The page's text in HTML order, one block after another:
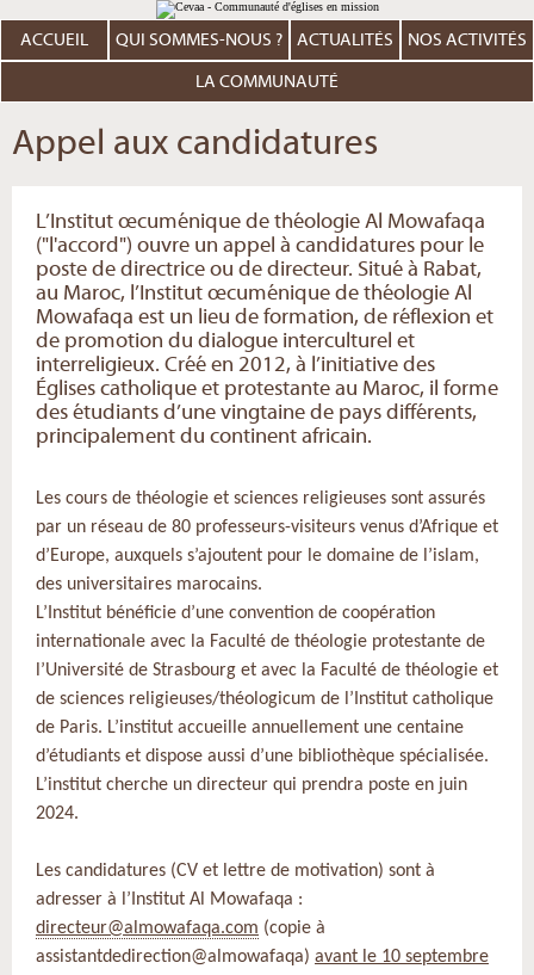
au
contenu.
Aller
personnels
ACCUEIL QUI SOMMES-NOUS ? ACTUALITÉS NOS ACTIVITÉS
LA COMMUNAUTÉ
Appel aux candidatures
L’Institut œcuménique de théologie Al Mowafaqa
("l'accord") ouvre un appel à candidatures pour le
poste de directrice ou de directeur. Situé à Rabat,
au Maroc, l’Institut œcuménique de théologie Al
Mowafaqa est un lieu de formation, de réflexion et
de promotion du dialogue interculturel et
interreligieux. Créé en 2012, à l’initiative des
Églises catholique et protestante au Maroc, il forme
des étudiants d’une vingtaine de pays différents,
principalement du continent africain.
Les cours de théologie et sciences religieuses sont assurés
par un réseau de 80 professeurs-visiteurs venus d’Afrique et
d’Europe, auxquels s’ajoutent pour le domaine de l’islam,
des universitaires marocains.
L’Institut bénéficie d’une convention de coopération
internationale avec la Faculté de théologie protestante de
l’Université de Strasbourg et avec la Faculté de théologie et
de sciences religieuses/théologicum de l’Institut catholique
de Paris. L’institut accueille annuellement une centaine
d’étudiants et dispose aussi d’une bibliothèque spécialisée.
L’institut cherche un directeur qui prendra poste en juin
2024.
Les candidatures (CV et lettre de motivation) sont à
adresser à l’Institut Al Mowafaqa :
directeur@almowafaqa.com (copie à
assistantdedirection@almowafaqa) avant le 10 septembre